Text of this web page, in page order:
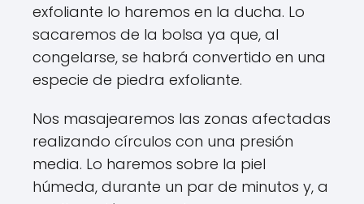
exfoliante lo haremos en la ducha. Lo
sacaremos de la bolsa ya que, al
congelarse, se habrá convertido en una
especie de piedra exfoliante.
Nos masajearemos las zonas afectadas
realizando círculos con una presión
media. Lo haremos sobre la piel
húmeda, durante un par de minutos y, a